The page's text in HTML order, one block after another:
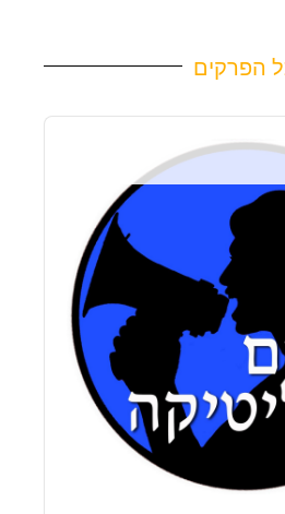
הפרקים